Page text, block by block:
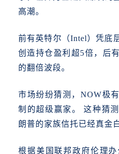
高潮。
前有英特尔（Intel）凭底
创造持仓盈利超5倍，后
的翻倍波段。
市场纷纷猜测，NOW极
制的超级赢家。 这种猜
朗普的家族信托已经真金
根据美国联邦政府伦理